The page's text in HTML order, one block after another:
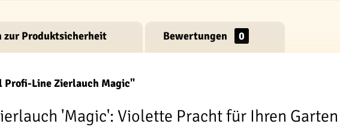
zur Produktsicherheit Bewertungen 0
Line Zierlauch Magic"
'Magic': Violette Pracht für Ihren Garten